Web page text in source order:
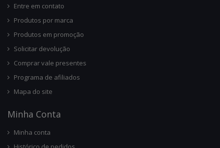
Entre em contato
Produtos por marca
Produtos em promoção
Solicitar devolução
Comprar vale presentes
Programa de afiliados
Mapa do site
Minha Conta
Minha conta